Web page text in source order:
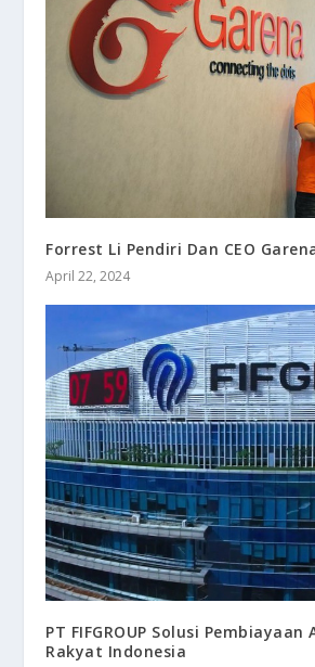
Forrest Li Pendiri Dan CEO
April 22, 2024
PT FIFGROUP Solusi
Rakyat Indonesia